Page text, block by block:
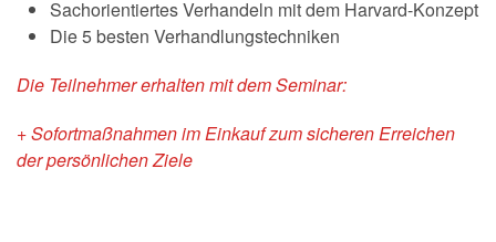
Sachorientiertes Verhandeln mit dem Harvard-Konzept
Die 5 besten Verhandlungstechniken
Die Teilnehmer erhalten mit dem Seminar:
+ Sofortmaßnahmen im Einkauf zum sicheren Erreichen
der persönlichen Ziele